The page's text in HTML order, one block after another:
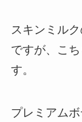
スキンミル
ですが、こ
す。
プレミアム